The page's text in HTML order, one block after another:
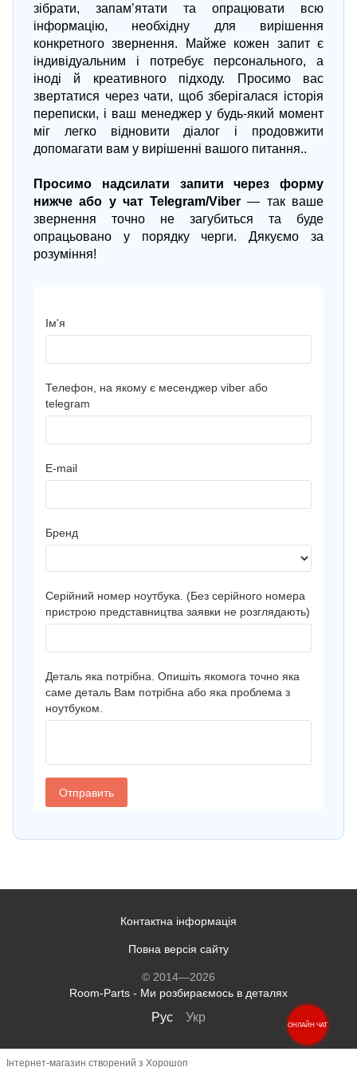
зібрати, запам’ятати та опрацювати всю
інформацію, необхідну для вирішення
конкретного звернення. Майже кожен запит є
індивідуальним і потребує персонального, а
іноді й креативного підходу. Просимо вас
звертатися через чати, щоб зберігалася історія
переписки, і ваш менеджер у будь-який момент
міг легко відновити діалог і продовжити
допомагати вам у вирішенні вашого питання..
Просимо надсилати запити через форму
нижче або у чат Telegram/Viber — так ваше
звернення точно не загубиться та буде
опрацьовано у порядку черги. Дякуємо за
розуміння!
Контактна інформація
Повна версія сайту
© 2014—2026
Room-Parts - Ми розбираємось в деталях
Рус Укр
Інтернет-магазин створений з Хорошоп
ОНЛАЙН ЧАТ